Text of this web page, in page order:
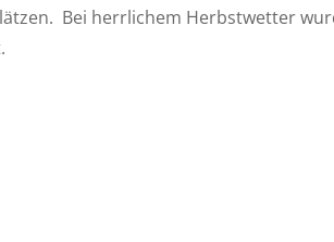
Bei herrlichem Herbstwetter